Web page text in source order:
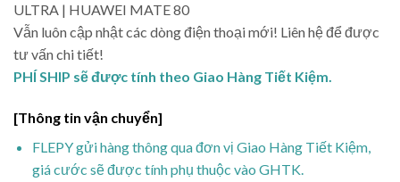
ULTRA | HUAWEI MATE 80
Vẫn luôn cập nhật các dòng điện thoại mới! Liên hệ để được
tư vấn chi tiết!
PHÍ SHIP sẽ được tính theo Giao Hàng Tiết Kiệm.
[Thông tin vận chuyển]
FLEPY gửi hàng thông qua đơn vị Giao Hàng Tiết Kiệm,
giá cước sẽ được tính phụ thuộc vào GHTK.